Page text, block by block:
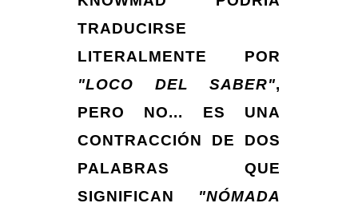
TRADUCIRSE
LITERALMENTE POR
"LOCO DEL SABER",
PERO NO... ES UNA
CONTRACCIÓN DE DOS
PALABRAS QUE
SIGNIFICAN "NÓMADA